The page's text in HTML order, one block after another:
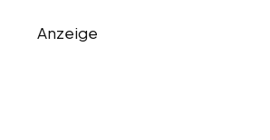
Anzeige